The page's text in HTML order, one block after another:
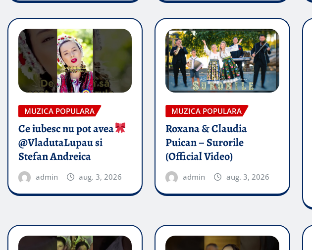
MUZICA POPULARA
Ce iubesc nu pot avea
@VladutaLupau si
Stefan Andreica
admin aug. 3, 2026
MUZICA POPULARA
Roxana & Claudia
Puican – Surorile
(Official Video)
admin aug. 3, 2026